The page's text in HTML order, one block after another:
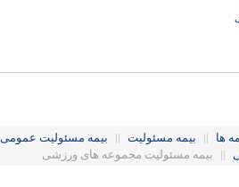
ها || بیمه مسئولیت || بیمه مسئولیت عمومی
|| بیمه مسئولیت مجموعه های ورزشی